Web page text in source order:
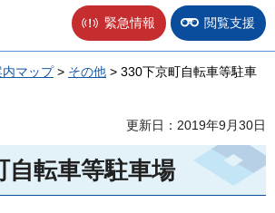
緊急情報 閲覧支援
マップ> その他 > 330下京町自転車等駐車
更新日：2019年9月30日
自転車等駐車場